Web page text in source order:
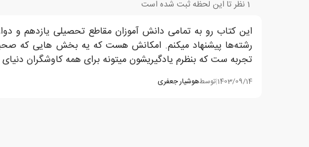
1 نظر تا این لحظه ثبت شده است
این کتاب رو به تمامی دانش آموزان مقاطع تحصیلی یازدهم و
رشته‌ها پیشنهاد میکنم. امکانش هست که یه بخش هایی که
تجربه ست که بنظرم یادگیریشون میتونه برای همه کاوشگران
1403/09/14
|توسطهوشیار جعفری